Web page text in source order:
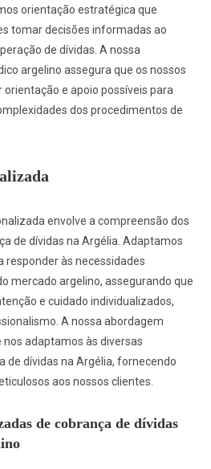
orientação estratégica que
tomar decisões informadas ao
de dívidas. A nossa
argelino assegura que os nossos
e apoio possíveis para
dos procedimentos de
envolve a compreensão dos
de dívidas na Argélia. Adaptamos
responder às necessidades
mercado argelino, assegurando que
e cuidado individualizados,
A nossa abordagem
adaptamos às diversas
de dívidas na Argélia, fornecendo
aos nossos clientes.
de cobrança de dívidas